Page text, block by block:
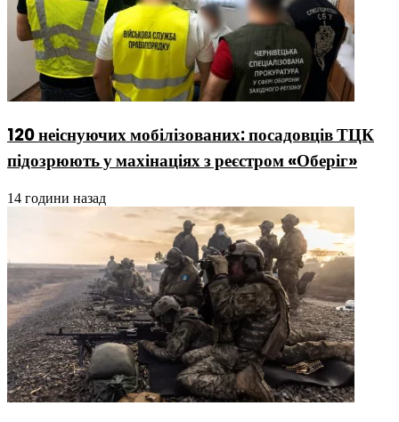
120 неіснуючих мобілізованих: посадовців ТЦК
підозрюють у махінаціях з реєстром «Оберіг»
14 години назад